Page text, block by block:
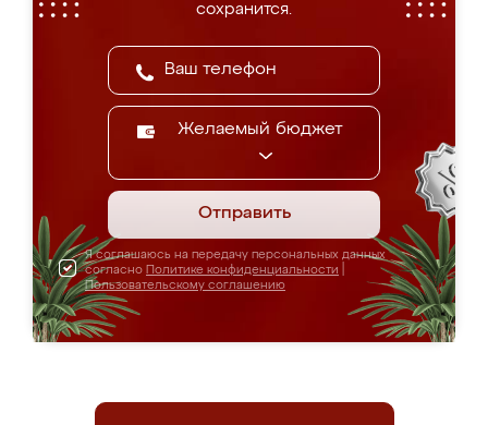
сохранится.
Желаемый бюджет
Отправить
Я соглашаюсь на передачу персональных данных
согласно Политике конфиденциальности
Пользовательскому соглашению